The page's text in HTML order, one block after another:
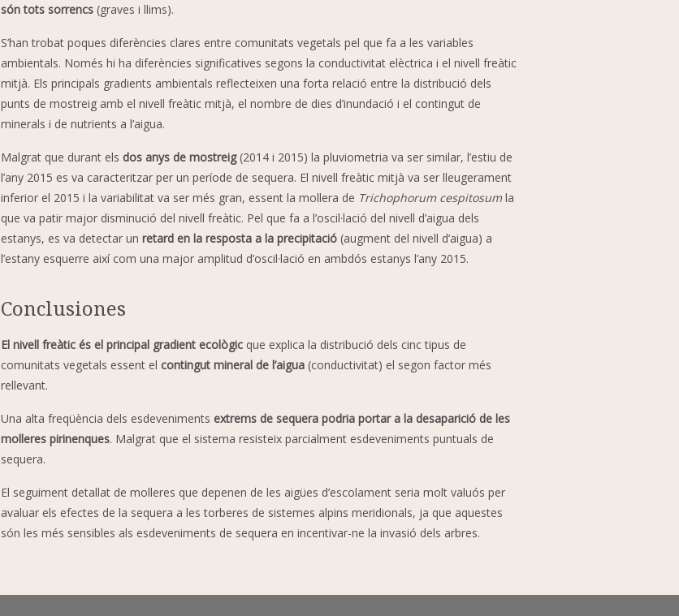
són tots sorrencs (graves i llims).
S’han trobat poques diferències clares entre comunitats vegetals pel que fa a les variables
ambientals. Només hi ha diferències significatives segons la conductivitat elèctrica i el nivell freàtic
mitjà. Els principals gradients ambientals reflecteixen una forta relació entre la distribució dels
punts de mostreig amb el nivell freàtic mitjà, el nombre de dies d’inundació i el contingut de
minerals i de nutrients a l’aigua.
Malgrat que durant els dos anys de mostreig(2014 i 2015) la pluviometria va ser similar, l’estiu de
l’any 2015 es va caracteritzar per un període de sequera. El nivell freàtic mitjà va ser lleugerament
inferior el 2015 i la variabilitat va ser més gran, essent la mollera de Trichophorum cespitosumla
que va patir major disminució del nivell freàtic. Pel que fa a l’oscil·lació del nivell d’aigua dels
estanys, es va detectar un retard en la resposta a la precipitació (augment del nivell d’aigua) a
l’estany esquerre així com una major amplitud d’oscil·lació en ambdós estanys l’any 2015.
Conclusiones
El nivell freàtic és el principal gradient ecològicque explica la distribució dels cinc tipus de
comunitats vegetals essent el contingut mineral de l’aigua (conductivitat) el segon factor més
rellevant.
Una alta freqüència dels esdeveniments extrems de sequera podria portar a la desaparició de les
molleres pirinenques. Malgrat que el sistema resisteix parcialment esdeveniments puntuals de
sequera.
El seguiment detallat de molleres que depenen de les aigües d’escolament seria molt valuós per
avaluar els efectes de la sequera a les torberes de sistemes alpins meridionals, ja que aquestes
són les més sensibles als esdeveniments de sequera en incentivar-ne la invasió dels arbres.